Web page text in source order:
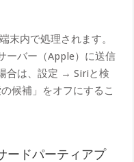
末内で処理されます。
ーバー（Apple）に送信
合は、設定 → Siriと検
候補」をオフにするこ
ードパーティアプ